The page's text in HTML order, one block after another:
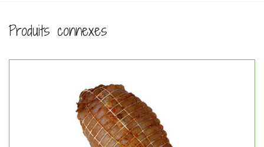
Sortez le rôti du congélateur et laissez-le décongeler dans le
Faites fondre le beurre dans une poêle et saisissez le rôti roulé
Produits connexes